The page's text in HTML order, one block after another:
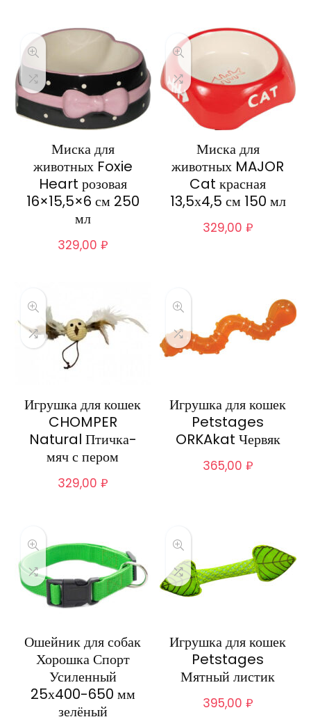
Миска для
животных Foxie
Heart розовая
16×15,5×6 см 250
мл
329,00 ₽
Миска для
животных MAJOR
Cat красная
13,5х4,5 см 150 мл
329,00 ₽
Игрушка для кошек
CHOMPER
Natural Птичка-
мяч с пером
329,00 ₽
Игрушка для кошек
Petstages
ORKAkat Червяк
365,00 ₽
Ошейник для собак
Хорошка Спорт
Усиленный
25х400-650 мм
зелёный
Игрушка для кошек
Petstages
Мятный листик
395,00 ₽